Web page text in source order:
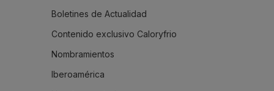
Boletines de Actualidad
Contenido exclusivo Caloryfrio
Nombramientos
Iberoamérica